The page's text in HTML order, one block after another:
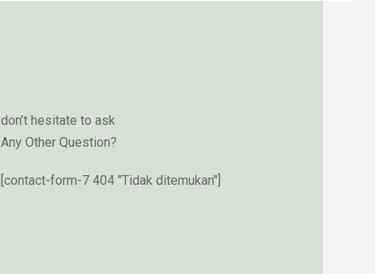
don’t hesitate to ask
Any Other Question?
[contact-form-7 404 "Tidak ditemukan"]